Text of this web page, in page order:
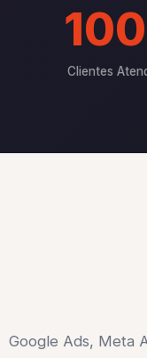
Clientes
Google Ads, Meta